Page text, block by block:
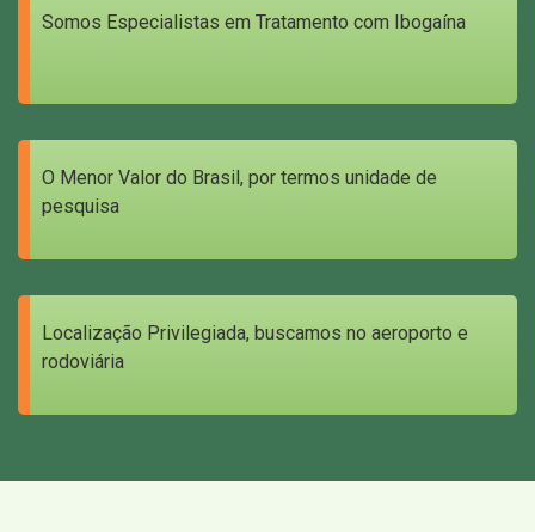
Somos Especialistas em Tratamento com Ibogaína
O Menor Valor do Brasil, por termos unidade de
pesquisa
Localização Privilegiada, buscamos no aeroporto e
rodoviária